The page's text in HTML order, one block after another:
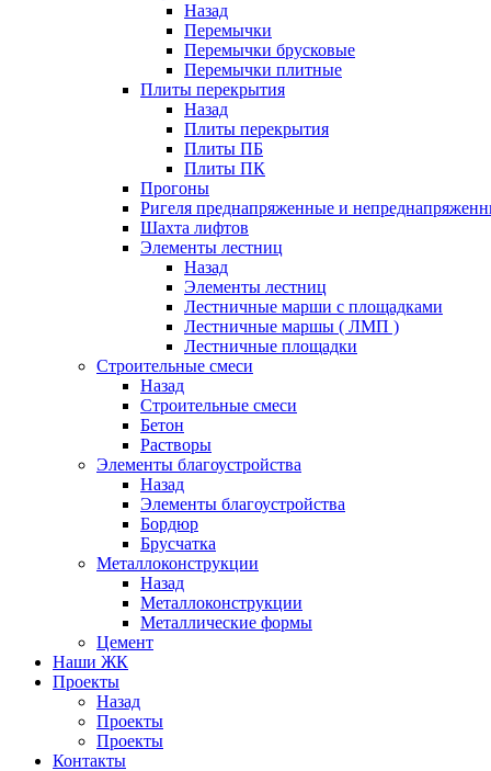
Назад
Перемычки
Перемычки брусковые
Перемычки плитные
Плиты перекрытия
Назад
Плиты перекрытия
Плиты ПБ
Плиты ПК
Прогоны
Ригеля преднапряженные и
Шахта лифтов
Элементы лестниц
Назад
Элементы лестниц
Лестничные марши с площадками
Лестничные маршы ( ЛМП )
Лестничные площадки
Строительные смеси
Назад
Строительные смеси
Бетон
Растворы
Элементы благоустройства
Назад
Элементы благоустройства
Бордюр
Брусчатка
Металлоконструкции
Назад
Металлоконструкции
Металлические формы
Цемент
Наши ЖК
Проекты
Назад
Проекты
Проекты
Контакты